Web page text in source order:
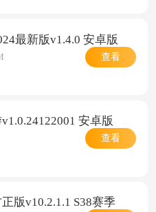
最新版v1.4.0 安卓版
查看
安卓版
查看
版v10.2.1.1 S38赛季